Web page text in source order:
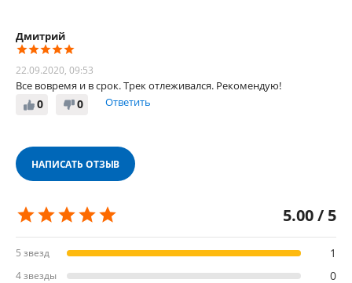
Дмитрий
22.09.2020, 09:53
Все вовремя и в срок. Трек отлеживался. Рекомендую!
0
0 Ответить
НАПИСАТЬ ОТЗЫВ
5.00 / 5
5 звезд 1
4 звезды 0